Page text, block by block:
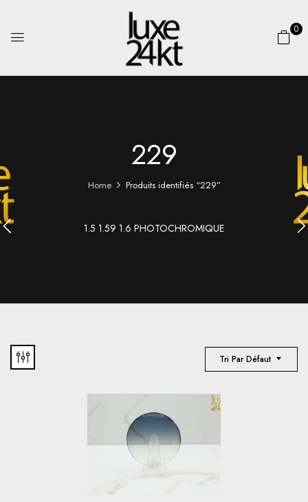
0
229
Home Produits identifiés “229”
1.5 1.59 1.6 PHOTOCHROMIQUE
Tri Par Défaut